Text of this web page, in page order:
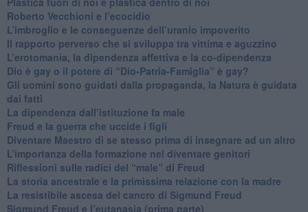
​Roberto Vecchioni e l’ecocidio
​L’imbroglio e le conseguenze dell’uranio impoverito
​Il rapporto perverso che si sviluppa tra vittima e aguzzino
L’erotomania, la dipendenza affettiva e la co-dipendenza
​Dio è gay o il potere di “Dio-Patria-Famiglia” è gay?
​Gli uomini sono guidati dalla propaganda, la Natura è guidata
dai fatti
La dipendenza dall’istituzione fa male
​Freud e la guerra che uccide i figli
​Diventare Maestro di se stesso prima di insegnare ad un altro
L’importanza della formazione nel diventare genitori
Riflessioni sulle radici del “male” di Freud
​La storia ancestrale e la primissima relazione con la madre
​La resistibile ascesa del cancro di Sigmund Freud
Sigmund Freud e l’eutanasia (prima parte)